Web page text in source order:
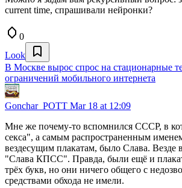
current time, спрашивали нейронки?
0
Look
В Москве вырос спрос на стационарные
ограничений мобильного интернета
Gonchar_POTT Mar 18 at 12:09
Мне же почему-то вспомнился СССР, в
секса", а самым распространенным
вездесущим плакатам, было Слава. Везде
"Слава КПСС". Правда, были ещё и
трёх букв, но они ничего общего с
средствами обхода не имели.